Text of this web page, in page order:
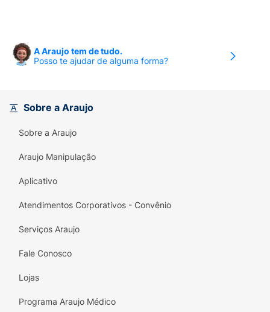
A Araujo tem de tudo.
Posso te ajudar de alguma forma?
Sobre a Araujo
Sobre a Araujo
Araujo Manipulação
Aplicativo
Atendimentos Corporativos - Convênio
Serviços Araujo
Fale Conosco
Lojas
Programa Araujo Médico